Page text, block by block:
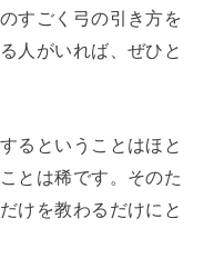
すごく弓の引き方を
人がいれば、ぜひと
るということはほと
とは稀です。そのた
けを教わるだけにと